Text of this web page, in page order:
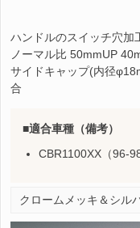
ハンドルのスイッチ穴加
ノーマル比 50mmUP
サイドキャップ(内径
合
適合車種（備考）
CBR1100XX（96-
クロームメッキ＆シル